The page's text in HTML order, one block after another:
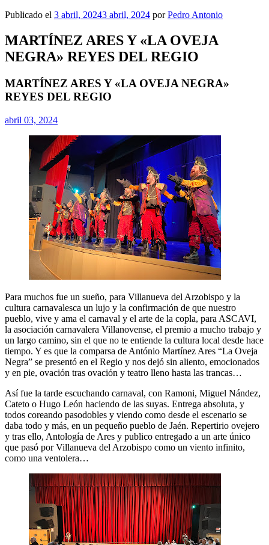
Publicado el 3 abril, 20243 abril, 2024 porPedro Antonio
MARTÍNEZ ARES Y «LA OVEJA
NEGRA» REYES DEL REGIO
MARTÍNEZ ARES Y «LA OVEJA NEGRA»
REYES DEL REGIO
abril 03, 2024
Para muchos fue un sueño, para Villanueva del Arzobispo y la
cultura carnavalesca un lujo y la confirmación de que nuestro
pueblo, vive y ama el carnaval y el arte de la copla, para ASCAVI,
la asociación carnavalera Villanovense, el premio a mucho trabajo y
un largo camino, sin el que no te entiende la cultura local desde hace
tiempo. Y es que la comparsa de António Martínez Ares “La Oveja
Negra” se presentó en el Regio y nos dejó sin aliento, emocionados
y en pie, ovación tras ovación y teatro lleno hasta las trancas…
Así fue la tarde escuchando carnaval, con Ramoni, Miguel Nández,
Cateto o Hugo León haciendo de las suyas. Entrega absoluta, y
todos coreando pasodobles y viendo como desde el escenario se
daba todo y más, en un pequeño pueblo de Jaén. Repertirio ovejero
y tras ello, Antología de Ares y publico entregado a un arte único
que pasó por Villanueva del Arzobispo como un viento infinito,
como una ventolera…